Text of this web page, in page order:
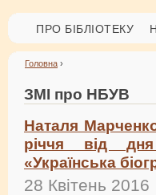
ПРО БІБЛІОТЕКУ
Головна ›
ЗМІ про НБУВ
Наталя
річчя від
«Українська
28 Квітень 2016